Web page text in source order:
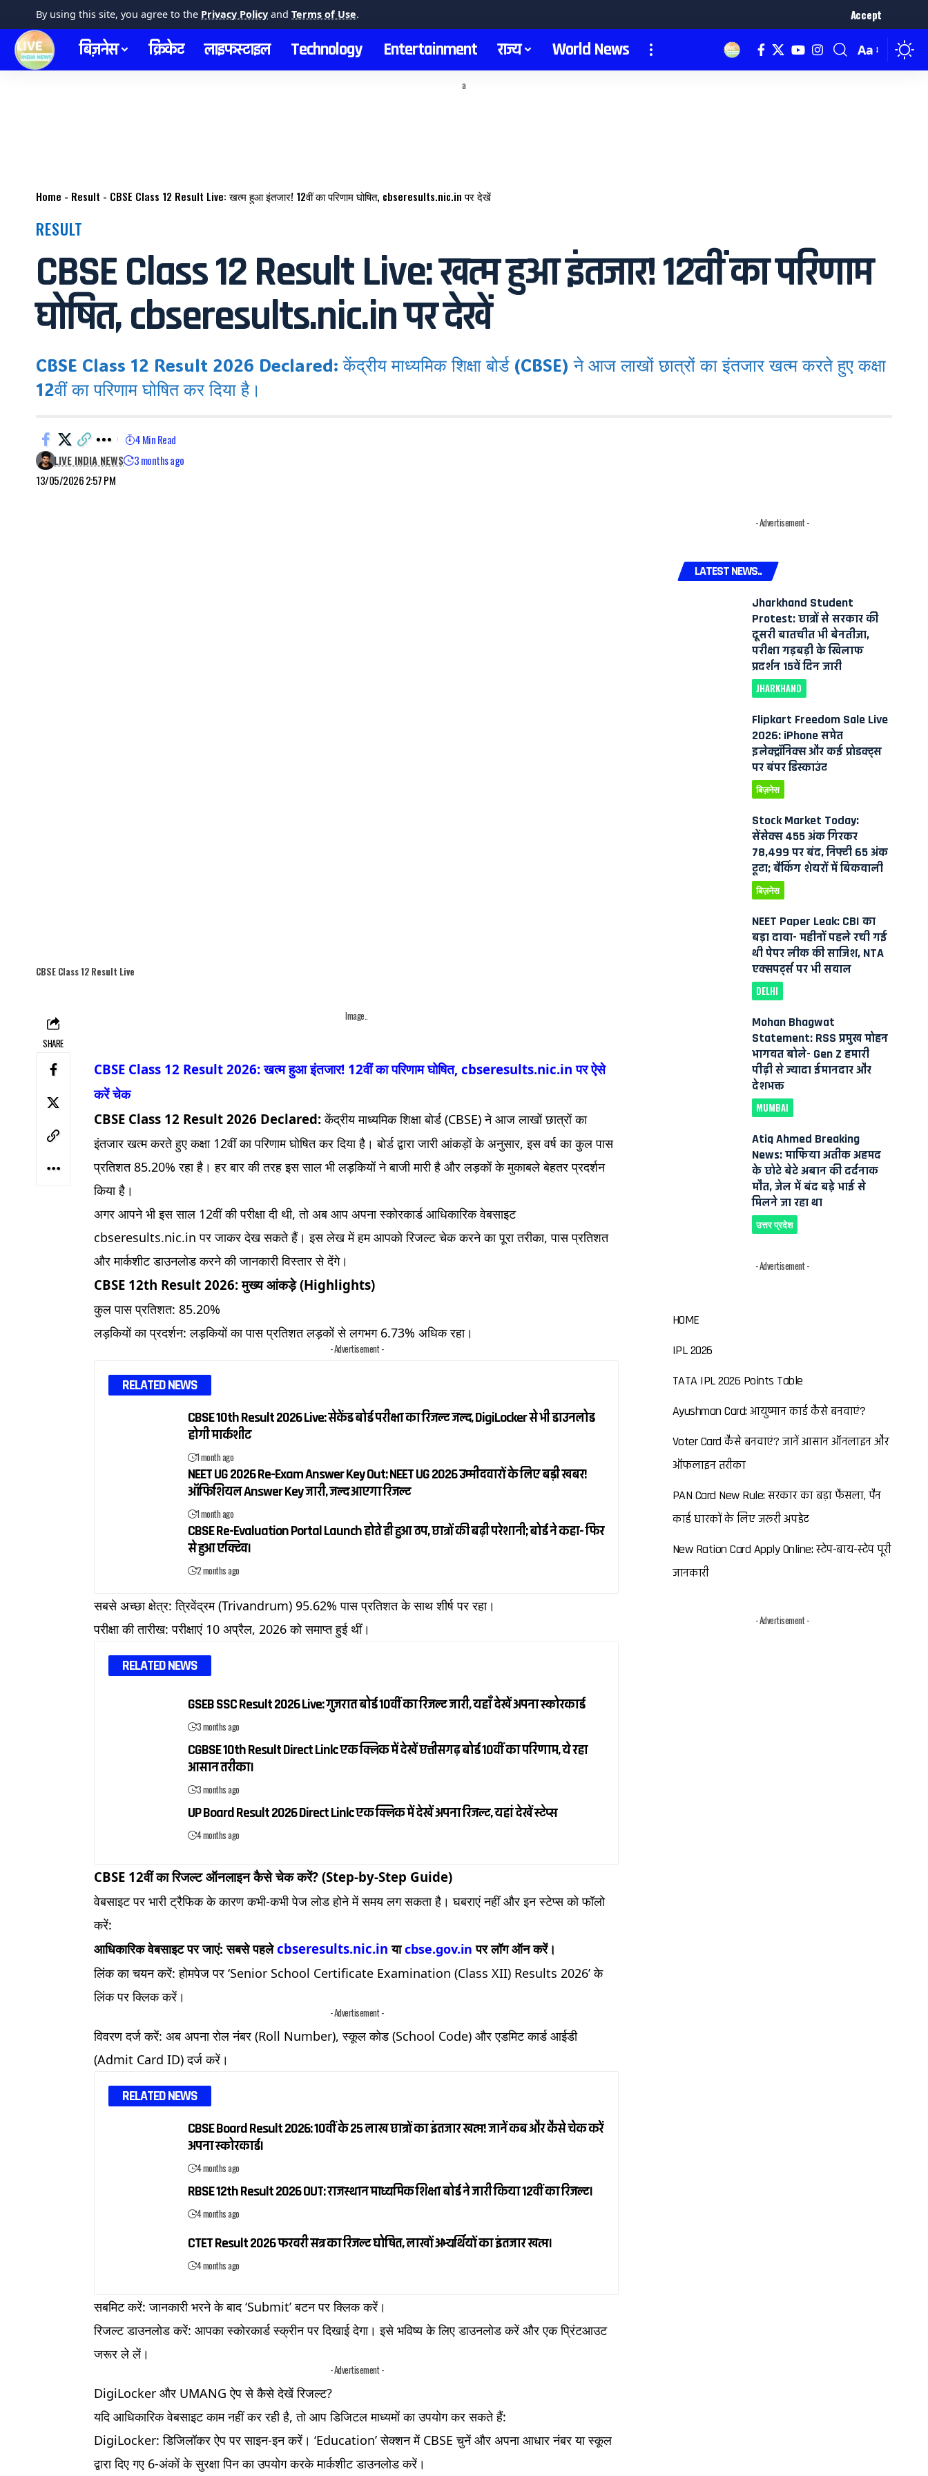
By using this site, you agree to the Privacy Policy and Terms of Use. Accept
बिज़नेस क्रिकेट लाइफस्टाइल Technology Entertainment राज्य World News Aa
a
Home - Result - CBSE Class 12 Result Live: खत्म हुआ इंतजार! 12वीं का परिणाम घोषित, cbseresults.nic.in पर देखें
RESULT
CBSE Class 12 Result Live: खत्म हुआ इंतजार! 12वीं का परिणाम
घोषित, cbseresults.nic.in पर देखें
CBSE Class 12 Result 2026 Declared: केंद्रीय माध्यमिक शिक्षा बोर्ड (CBSE) ने आज लाखों छात्रों का इंतजार खत्म करते हुए कक्षा
12वीं का परिणाम घोषित कर दिया है।
13/05/2026 2:57 PM
LIVE INDIA NEWS 3 months ago
4 Min Read
CBSE Class 12 Result Live
SHARE
Image..
CBSE Class 12 Result 2026: खत्म हुआ इंतजार! 12वीं का परिणाम घोषित, cbseresults.nic.in पर ऐसे
करें चेक
CBSE Class 12 Result 2026 Declared:केंद्रीय माध्यमिक शिक्षा बोर्ड (CBSE) ने आज लाखों छात्रों का
इंतजार खत्म करते हुए कक्षा 12वीं का परिणाम घोषित कर दिया है। बोर्ड द्वारा जारी आंकड़ों के अनुसार, इस वर्ष का कुल पास
प्रतिशत 85.20% रहा है। हर बार की तरह इस साल भी लड़कियों ने बाजी मारी है और लड़कों के मुकाबले बेहतर प्रदर्शन
किया है।
अगर आपने भी इस साल 12वीं की परीक्षा दी थी, तो अब आप अपना स्कोरकार्ड आधिकारिक वेबसाइट
cbseresults.nic.in पर जाकर देख सकते हैं। इस लेख में हम आपको रिजल्ट चेक करने का पूरा तरीका, पास प्रतिशत
और मार्कशीट डाउनलोड करने की जानकारी विस्तार से देंगे।
CBSE 12th Result 2026: मुख्य आंकड़े (Highlights)
कुल पास प्रतिशत: 85.20%
लड़कियों का प्रदर्शन: लड़कियों का पास प्रतिशत लड़कों से लगभग 6.73% अधिक रहा।
- Advertisement -
RELATED NEWS
CBSE 10th Result 2026 Live: सेकेंड बोर्ड परीक्षा का रिजल्ट जल्द, DigiLocker से भी डाउनलोड
होगी मार्कशीट
1 month ago
NEET UG 2026 Re-Exam Answer Key Out: NEET UG 2026 उम्मीदवारों के लिए बड़ी खबर!
ऑफिशियल Answer Key जारी, जल्द आएगा रिजल्ट
1 month ago
CBSE Re-Evaluation Portal Launch होते ही हुआ ठप, छात्रों की बढ़ी परेशानी; बोर्ड ने कहा- फिर
से हुआ एक्टिव।
2 months ago
सबसे अच्छा क्षेत्र: त्रिवेंद्रम (Trivandrum) 95.62% पास प्रतिशत के साथ शीर्ष पर रहा।
परीक्षा की तारीख: परीक्षाएं 10 अप्रैल, 2026 को समाप्त हुई थीं।
RELATED NEWS
GSEB SSC Result 2026 Live: गुजरात बोर्ड 10वीं का रिजल्ट जारी, यहाँ देखें अपना स्कोरकार्ड
3 months ago
CGBSE 10th Result Direct Link: एक क्लिक में देखें छत्तीसगढ़ बोर्ड 10वीं का परिणाम, ये रहा
आसान तरीका।
3 months ago
UP Board Result 2026 Direct Link: एक क्लिक में देखें अपना रिजल्ट, यहां देखें स्टेप्स
4 months ago
CBSE 12वीं का रिजल्ट ऑनलाइन कैसे चेक करें? (Step-by-Step Guide)
वेबसाइट पर भारी ट्रैफिक के कारण कभी-कभी पेज लोड होने में समय लग सकता है। घबराएं नहीं और इन स्टेप्स को फॉलो
करें:
आधिकारिक वेबसाइट पर जाएं: सबसे पहलेcbseresults.nic.in याcbse.gov.in पर लॉग ऑन करें।
लिंक का चयन करें: होमपेज पर ‘Senior School Certificate Examination (Class XII) Results 2026’ के
लिंक पर क्लिक करें।
- Advertisement -
विवरण दर्ज करें: अब अपना रोल नंबर (Roll Number), स्कूल कोड (School Code) और एडमिट कार्ड आईडी
(Admit Card ID) दर्ज करें।
RELATED NEWS
CBSE Board Result 2026: 10वीं के 25 लाख छात्रों का इंतजार खत्म! जानें कब और कैसे चेक करें
अपना स्कोरकार्ड।
4 months ago
RBSE 12th Result 2026 OUT: राजस्थान माध्यमिक शिक्षा बोर्ड ने जारी किया 12वीं का रिजल्ट।
4 months ago
CTET Result 2026 फरवरी सत्र का रिजल्ट घोषित, लाखों अभ्यर्थियों का इंतजार खत्म।
4 months ago
सबमिट करें: जानकारी भरने के बाद ‘Submit’ बटन पर क्लिक करें।
रिजल्ट डाउनलोड करें: आपका स्कोरकार्ड स्क्रीन पर दिखाई देगा। इसे भविष्य के लिए डाउनलोड करें और एक प्रिंटआउट
जरूर ले लें।
- Advertisement -
DigiLocker और UMANG ऐप से कैसे देखें रिजल्ट?
यदि आधिकारिक वेबसाइट काम नहीं कर रही है, तो आप डिजिटल माध्यमों का उपयोग कर सकते हैं:
DigiLocker: डिजिलॉकर ऐप पर साइन-इन करें। ‘Education’ सेक्शन में CBSE चुनें और अपना आधार नंबर या स्कूल
द्वारा दिए गए 6-अंकों के सुरक्षा पिन का उपयोग करके मार्कशीट डाउनलोड करें।
- Advertisement -
LATEST NEWS..
Jharkhand Student
Protest: छात्रों से सरकार की
दूसरी बातचीत भी बेनतीजा,
परीक्षा गड़बड़ी के खिलाफ
प्रदर्शन 15वें दिन जारी
JHARKHAND
Flipkart Freedom Sale Live
2026: iPhone समेत
इलेक्ट्रॉनिक्स और कई प्रोडक्ट्स
पर बंपर डिस्काउंट
बिज़नेस
Stock Market Today:
सेंसेक्स 455 अंक गिरकर
78,499 पर बंद, निफ्टी 65 अंक
टूटा; बैंकिंग शेयरों में बिकवाली
बिज़नेस
NEET Paper Leak: CBI का
बड़ा दावा- महीनों पहले रची गई
थी पेपर लीक की साजिश, NTA
एक्सपर्ट्स पर भी सवाल
DELHI
Mohan Bhagwat
Statement: RSS प्रमुख मोहन
भागवत बोले- Gen Z हमारी
पीढ़ी से ज्यादा ईमानदार और
देशभक्त
MUMBAI
Atiq Ahmed Breaking
News: माफिया अतीक अहमद
के छोटे बेटे अबान की दर्दनाक
मौत, जेल में बंद बड़े भाई से
मिलने जा रहा था
उत्तर प्रदेश
- Advertisement -
HOME
IPL 2026
TATA IPL 2026 Points Table
Ayushman Card: आयुष्मान कार्ड कैसे बनवाएं?
Voter Card कैसे बनवाएं? जानें आसान ऑनलाइन और
ऑफलाइन तरीका
PAN Card New Rule: सरकार का बड़ा फैसला, पैन
कार्ड धारकों के लिए जरूरी अपडेट
New Ration Card Apply Online: स्टेप-बाय-स्टेप पूरी
जानकारी
- Advertisement -